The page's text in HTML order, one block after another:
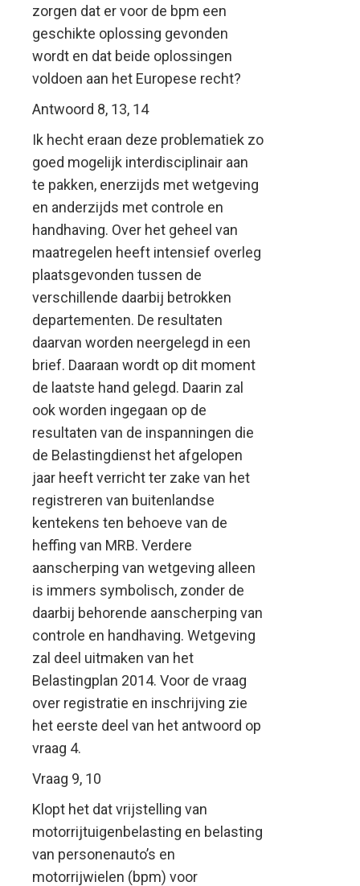
zorgen dat er voor de bpm een
geschikte oplossing gevonden
wordt en dat beide oplossingen
voldoen aan het Europese recht?
Antwoord 8, 13, 14
Ik hecht eraan deze problematiek zo
goed mogelijk interdisciplinair aan
te pakken, enerzijds met wetgeving
en anderzijds met controle en
handhaving. Over het geheel van
maatregelen heeft intensief overleg
plaatsgevonden tussen de
verschillende daarbij betrokken
departementen. De resultaten
daarvan worden neergelegd in een
brief. Daaraan wordt op dit moment
de laatste hand gelegd. Daarin zal
ook worden ingegaan op de
resultaten van de inspanningen die
de Belastingdienst het afgelopen
jaar heeft verricht ter zake van het
registreren van buitenlandse
kentekens ten behoeve van de
heffing van MRB. Verdere
aanscherping van wetgeving alleen
is immers symbolisch, zonder de
daarbij behorende aanscherping van
controle en handhaving. Wetgeving
zal deel uitmaken van het
Belastingplan 2014. Voor de vraag
over registratie en inschrijving zie
het eerste deel van het antwoord op
vraag 4.
Vraag 9, 10
Klopt het dat vrijstelling van
motorrijtuigenbelasting en belasting
van personenauto’s en
motorrijwielen (bpm) voor